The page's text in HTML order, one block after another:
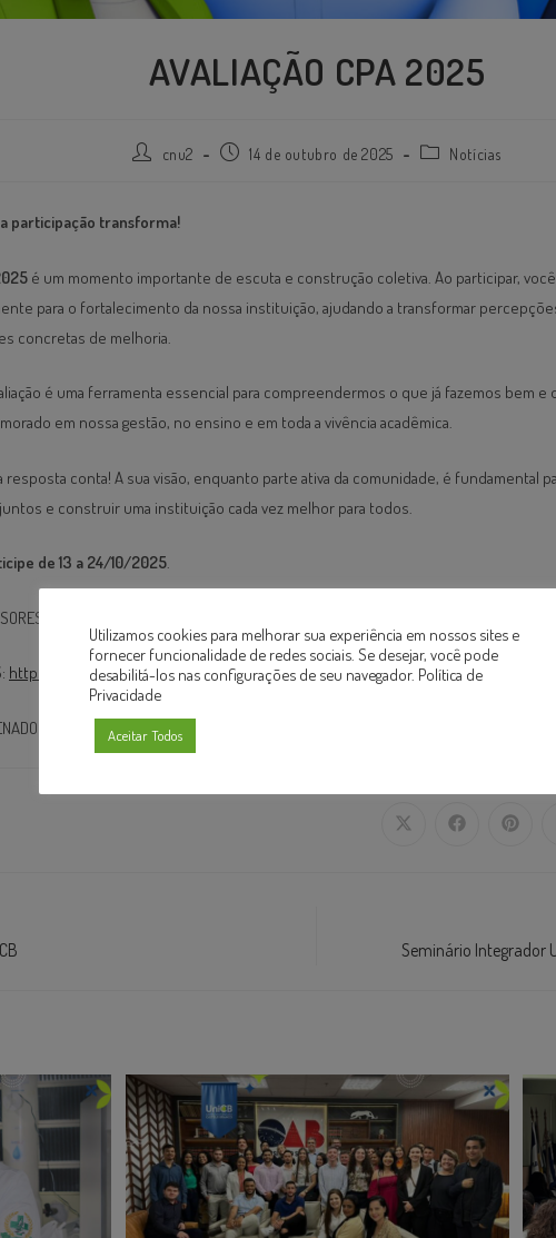
AVALIAÇÃO CPA 2025
cnu2 14 de outubro de 2025 Notícias
participação transforma!
é um momento importante de escuta e construção coletiva. Ao participar,
para o fortalecimento da nossa instituição, ajudando a transformar
concretas de melhoria.
é uma ferramenta essencial para compreendermos o que já fazemos bem e
em nossa gestão, no ensino e em toda a vivência acadêmica.
resposta conta! A sua visão, enquanto parte ativa da comunidade, é fundamental
e construir uma instituição cada vez melhor para todos.
de 13 a 24/10/2025.
https://forms.gle/6choAgKak1ZN5rEd8
https://forms.gle/FbXWx1QUqqVzoAPEA
Seminário Integrador
Utilizamos cookies para melhorar sua experiência em nossos sites e
fornecer funcionalidade de redes sociais. Se desejar, você pode
desabilitá-los nas configurações de seu navegador. Política de
Privacidade
Aceitar Todos